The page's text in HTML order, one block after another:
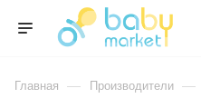
Главная — Производители —